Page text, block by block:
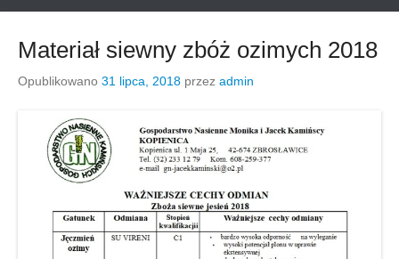
Materiał siewny zbóż ozimych 2018
Opublikowano 31 lipca, 2018 przez admin